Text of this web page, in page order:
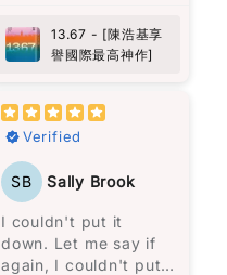
者的表達亦另故事更精
彩。
13.67 - [陳浩基享
譽國際最高神作]
Verified
SB Sally Brook
I couldn't put it
down. Let me say if
again, I couldn't put